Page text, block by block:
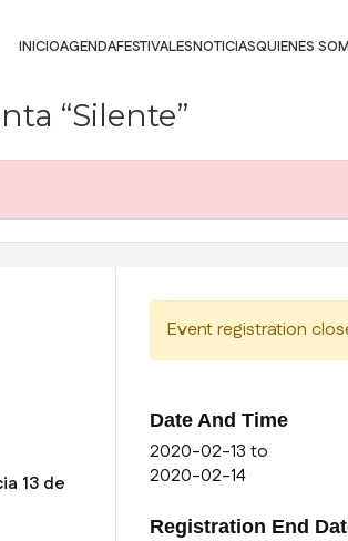
INICIOAGENDAFESTIVALESNOTICIASQUIENES
“Silente”
13 de
Event registration
Date And Time
2020-02-13 to
2020-02-14
Registration End